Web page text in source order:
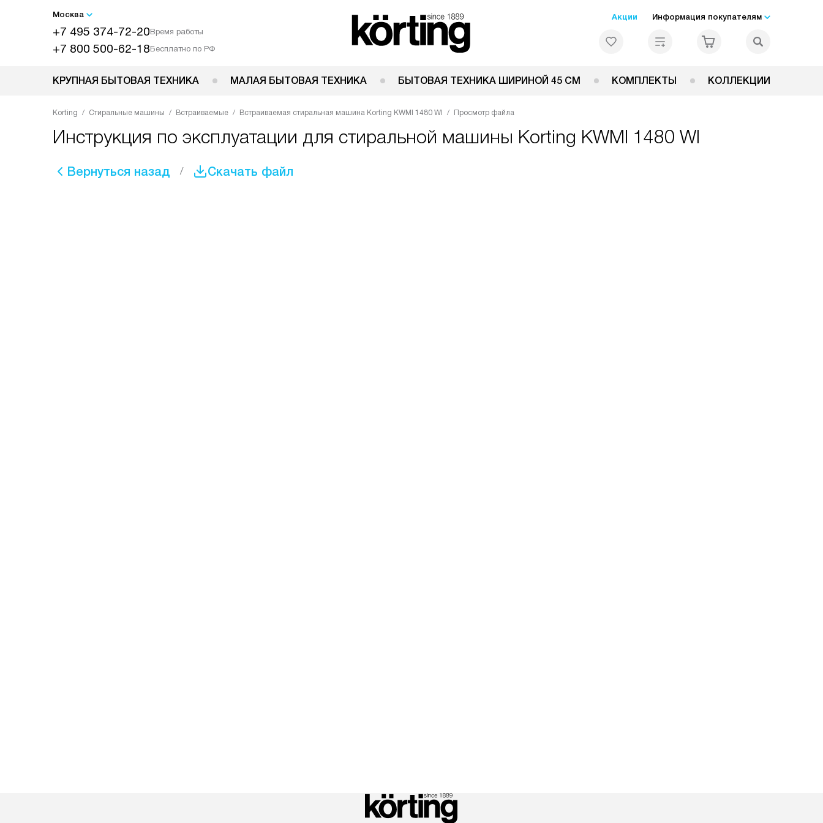
Москва
+7 495 374-72-20Время работы
+7 800 500-62-18Бесплатно по РФ
Акции Информация покупателям
КРУПНАЯ БЫТОВАЯ ТЕХНИКА МАЛАЯ БЫТОВАЯ ТЕХНИКА БЫТОВАЯ ТЕХНИКА ШИРИНОЙ 45 СМ КОМПЛЕКТЫ КОЛЛЕКЦИИ
Korting Стиральные машины Встраиваемые Встраиваемая стиральная машина Korting KWMI 1480 WI Просмотр файла
Инструкция по эксплуатации для стиральной машины Korting KWMI 1480 WI
Вернуться назад Скачать файл